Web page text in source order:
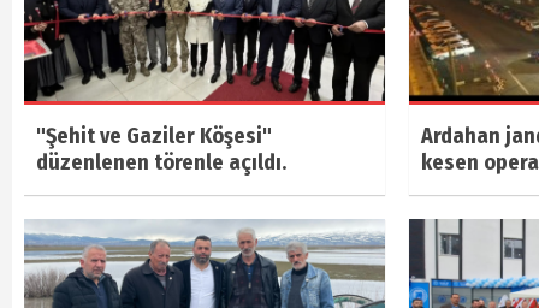
"Şehit ve Gaziler Köşesi"
düzenlenen törenle açıldı.
Ardahan
kesen